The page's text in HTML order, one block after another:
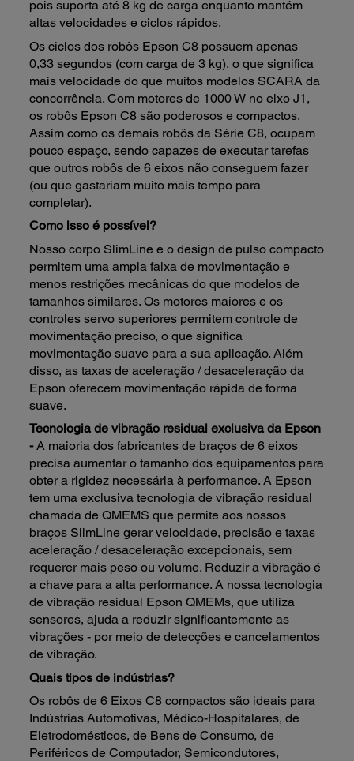
pois suporta até 8 kg de carga enquanto mantém
altas velocidades e ciclos rápidos.
Os ciclos dos robôs Epson C8 possuem apenas
0,33 segundos (com carga de 3 kg), o que significa
mais velocidade do que muitos modelos SCARA da
concorrência. Com motores de 1000 W no eixo J1,
os robôs Epson C8 são poderosos e compactos.
Assim como os demais robôs da Série C8, ocupam
pouco espaço, sendo capazes de executar tarefas
que outros robôs de 6 eixos não conseguem fazer
(ou que gastariam muito mais tempo para
completar).
Como isso é possível?
Nosso corpo SlimLine e o design de pulso compacto
permitem uma ampla faixa de movimentação e
menos restrições mecânicas do que modelos de
tamanhos similares. Os motores maiores e os
controles servo superiores permitem controle de
movimentação preciso, o que significa
movimentação suave para a sua aplicação. Além
disso, as taxas de aceleração / desaceleração da
Epson oferecem movimentação rápida de forma
suave.
Tecnologia de vibração residual exclusiva da Epson
-A maioria dos fabricantes de braços de 6 eixos
precisa aumentar o tamanho dos equipamentos para
obter a rigidez necessária à performance. A Epson
tem uma exclusiva tecnologia de vibração residual
chamada de QMEMS que permite aos nossos
braços SlimLine gerar velocidade, precisão e taxas
aceleração / desaceleração excepcionais, sem
requerer mais peso ou volume. Reduzir a vibração é
a chave para a alta performance. A nossa tecnologia
de vibração residual Epson QMEMs, que utiliza
sensores, ajuda a reduzir significantemente as
vibrações - por meio de detecções e cancelamentos
de vibração.
Quais tipos de indústrias?
Os robôs de 6 Eixos C8 compactos são ideais para
Indústrias Automotivas, Médico-Hospitalares, de
Eletrodomésticos, de Bens de Consumo, de
Periféricos de Computador, Semicondutores,